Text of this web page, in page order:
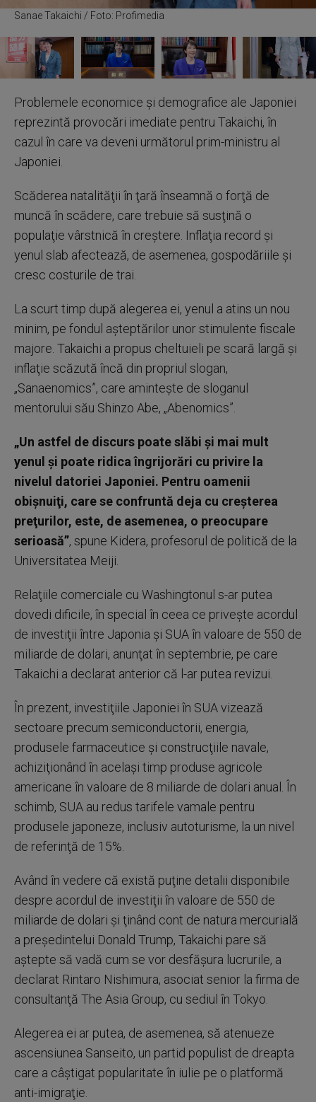
Sanae Takaichi / Foto: Profimedia
Problemele economice şi demografice ale Japoniei
reprezintă provocări imediate pentru Takaichi, în
cazul în care va deveni următorul prim-ministru al
Japoniei.
Scăderea natalităţii în ţară înseamnă o forţă de
muncă în scădere, care trebuie să susţină o
populaţie vârstnică în creştere. Inflaţia record şi
yenul slab afectează, de asemenea, gospodăriile şi
cresc costurile de trai.
La scurt timp după alegerea ei, yenul a atins un nou
minim, pe fondul aşteptărilor unor stimulente fiscale
majore. Takaichi a propus cheltuieli pe scară largă şi
inflaţie scăzută încă din propriul slogan,
„Sanaenomics”, care aminteşte de sloganul
mentorului său Shinzo Abe, „Abenomics”.
„Un astfel de discurs poate slăbi şi mai mult
yenul şi poate ridica îngrijorări cu privire la
nivelul datoriei Japoniei. Pentru oamenii
obişnuiţi, care se confruntă deja cu creşterea
preţurilor, este, de asemenea, o preocupare
serioasă”, spune Kidera, profesorul de politică de la
Universitatea Meiji.
Relaţiile comerciale cu Washingtonul s-ar putea
dovedi dificile, în special în ceea ce priveşte acordul
de investiţii între Japonia şi SUA în valoare de 550 de
miliarde de dolari, anunţat în septembrie, pe care
Takaichi a declarat anterior că l-ar putea revizui.
În prezent, investiţiile Japoniei în SUA vizează
sectoare precum semiconductorii, energia,
produsele farmaceutice şi construcţiile navale,
achiziţionând în acelaşi timp produse agricole
americane în valoare de 8 miliarde de dolari anual. În
schimb, SUA au redus tarifele vamale pentru
produsele japoneze, inclusiv autoturisme, la un nivel
de referinţă de 15%.
Având în vedere că există puţine detalii disponibile
despre acordul de investiţii în valoare de 550 de
miliarde de dolari şi ţinând cont de natura mercurială
a preşedintelui Donald Trump, Takaichi pare să
aştepte să vadă cum se vor desfăşura lucrurile, a
declarat Rintaro Nishimura, asociat senior la firma de
consultanţă The Asia Group, cu sediul în Tokyo.
Alegerea ei ar putea, de asemenea, să atenueze
ascensiunea Sanseito, un partid populist de dreapta
care a câştigat popularitate în iulie pe o platformă
anti-imigraţie.